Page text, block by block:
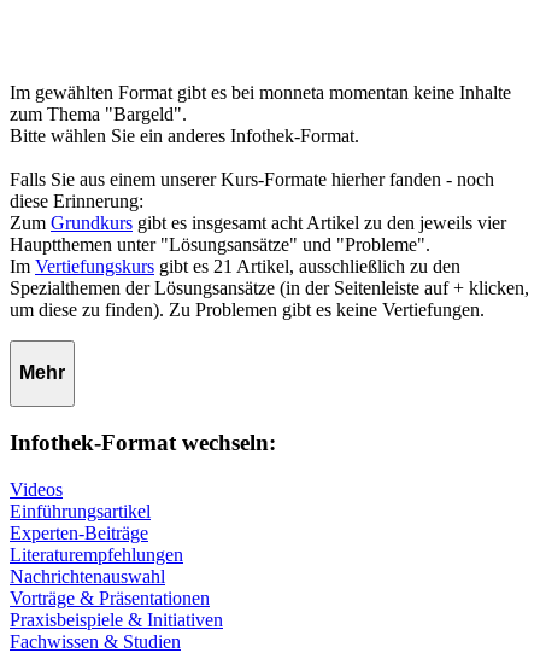
Im gewählten Format gibt es bei monneta momentan keine Inhalte
zum Thema "Bargeld".
Bitte wählen Sie ein anderes Infothek-Format.
Falls Sie aus einem unserer Kurs-Formate hierher fanden - noch
diese Erinnerung:
Zum Grundkurs gibt es insgesamt acht Artikel zu den jeweils vier
Hauptthemen unter "Lösungsansätze" und "Probleme".
Im Vertiefungskurs gibt es 21 Artikel, ausschließlich zu den
Spezialthemen der Lösungsansätze (in der Seitenleiste auf + klicken,
um diese zu finden). Zu Problemen gibt es keine Vertiefungen.
Mehr
Infothek-Format wechseln:
Videos
Einführungsartikel
Experten-Beiträge
Literaturempfehlungen
Nachrichtenauswahl
Vorträge & Präsentationen
Praxisbeispiele & Initiativen
Fachwissen & Studien